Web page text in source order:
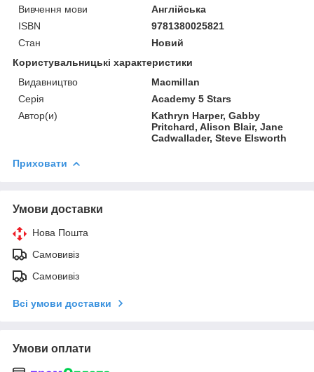
Вивчення мови
Англійська
ISBN
9781380025821
Стан
Новий
Користувальницькі характеристики
Видавництво
Macmillan
Серія
Academy 5 Stars
Автор(и)
Kathryn Harper, Gabby
Pritchard, Alison Blair, Jane
Cadwallader, Steve Elsworth
Приховати
Умови доставки
Нова Пошта
Самовивіз
Самовивіз
Всі умови доставки
Умови оплати